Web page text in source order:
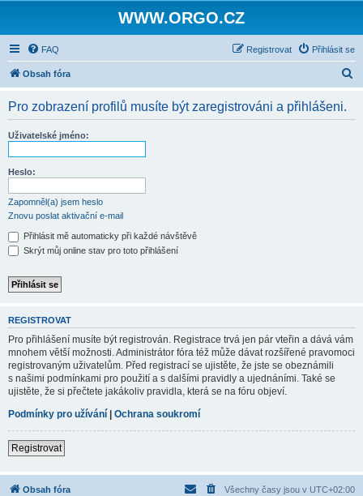
WWW.ORGO.CZ
FAQ Přihlásit se
Registrovat
Obsah fóra
Pro zobrazení profilů musíte být zaregistrováni a přihlášeni.
Uživatelské jméno:
Heslo:
Zapomněl(a) jsem heslo
Znovu poslat aktivační e-mail
Přihlásit mě automaticky při každé návštěvě
Skrýt můj online stav pro toto přihlášení
REGISTROVAT
Pro přihlášení musíte být registrován. Registrace trvá jen pár vteřin a dává vám
mnohem větší možnosti. Administrátor fóra též může dávat rozšířené pravomoci
registrovaným uživatelům. Před registrací se ujistěte, že jste se obeznámili
s našimi podmínkami pro použití a s dalšími pravidly a ujednáními. Také se
ujistěte, že si přečtete jakákoliv pravidla, která se na fóru objeví.
Podmínky pro užívání | Ochrana soukromí
Registrovat
Obsah fóra Všechny časy jsou v UTC+02:00